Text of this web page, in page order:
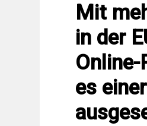
Mit
in der
es